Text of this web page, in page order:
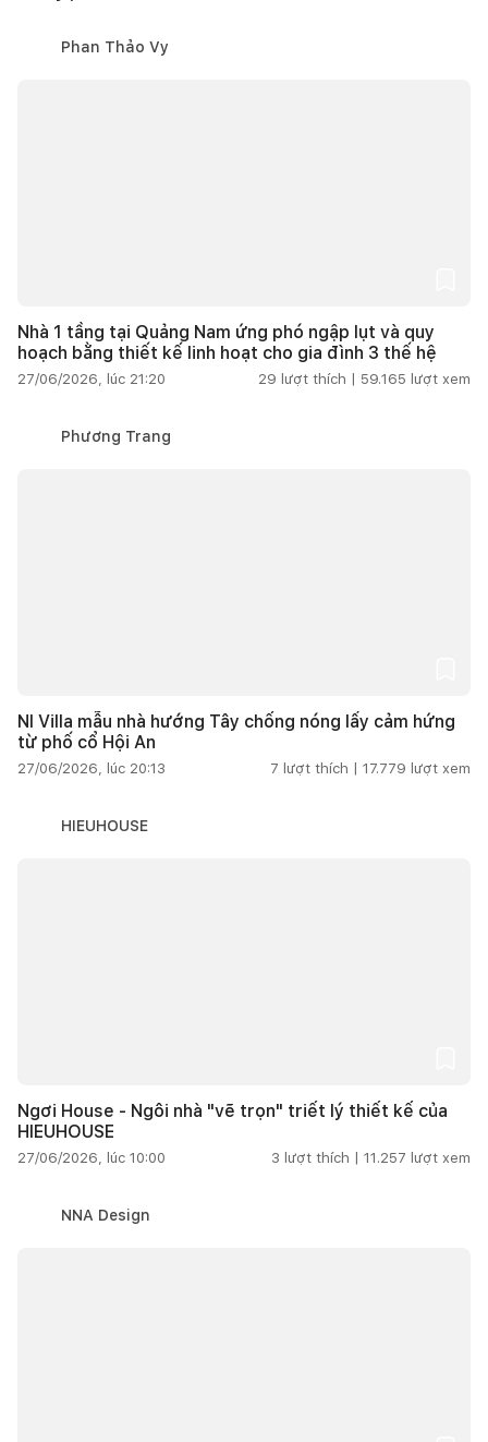
Phan Thảo Vy
Nhà 1 tầng tại Quảng Nam ứng phó ngập lụt và quy
hoạch bằng thiết kế linh hoạt cho gia đình 3 thế hệ
27/06/2026, lúc 21:20 29 lượt thích | 59.165 lượt xem
Phương Trang
NI Villa mẫu nhà hướng Tây chống nóng lấy cảm hứng
từ phố cổ Hội An
27/06/2026, lúc 20:13 7 lượt thích | 17.779 lượt xem
HIEUHOUSE
Ngơi House - Ngôi nhà "vẽ trọn" triết lý thiết kế của
HIEUHOUSE
27/06/2026, lúc 10:00 3 lượt thích | 11.257 lượt xem
NNA Design